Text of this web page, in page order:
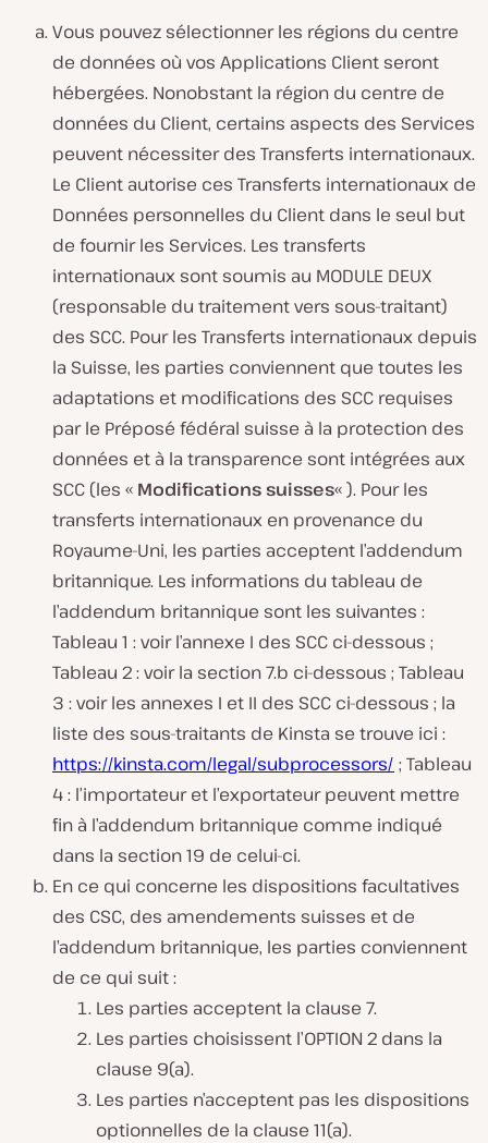
Vous pouvez sélectionner les régions du centre
de données où vos Applications Client seront
hébergées. Nonobstant la région du centre de
données du Client, certains aspects des Services
peuvent nécessiter des Transferts internationaux.
Le Client autorise ces Transferts internationaux de
Données personnelles du Client dans le seul but
de fournir les Services. Les transferts
internationaux sont soumis au MODULE DEUX
(responsable du traitement vers sous-traitant)
des SCC. Pour les Transferts internationaux depuis
la Suisse, les parties conviennent que toutes les
adaptations et modifications des SCC requises
par le Préposé fédéral suisse à la protection des
données et à la transparence sont intégrées aux
SCC (les « Modifications suisses« ). Pour les
transferts internationaux en provenance du
Royaume-Uni, les parties acceptent l’addendum
britannique. Les informations du tableau de
l’addendum britannique sont les suivantes :
Tableau 1 : voir l’annexe I des SCC ci-dessous ;
Tableau 2 : voir la section 7.b ci-dessous ; Tableau
3 : voir les annexes I et II des SCC ci-dessous ; la
liste des sous-traitants de Kinsta se trouve ici :
https://kinsta.com/legal/subprocessors/ ; Tableau
4 : l’importateur et l’exportateur peuvent mettre
fin à l’addendum britannique comme indiqué
dans la section 19 de celui-ci.
En ce qui concerne les dispositions facultatives
des CSC, des amendements suisses et de
l’addendum britannique, les parties conviennent
de ce qui suit :
Les parties acceptent la clause 7.
Les parties choisissent l’OPTION 2 dans la
clause 9(a).
Les parties n’acceptent pas les dispositions
optionnelles de la clause 11(a).